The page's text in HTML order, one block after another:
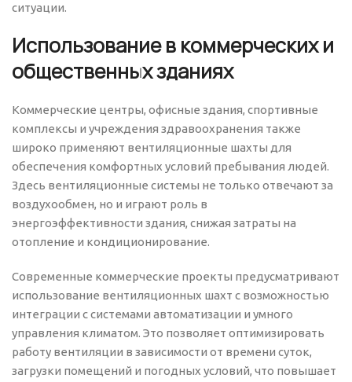
ситуации.
Использование в коммерческих и
общественных зданиях
Коммерческие центры, офисные здания, спортивные
комплексы и учреждения здравоохранения также
широко применяют вентиляционные шахты для
обеспечения комфортных условий пребывания людей.
Здесь вентиляционные системы не только отвечают за
воздухообмен, но и играют роль в
энергоэффективности здания, снижая затраты на
отопление и кондиционирование.
Современные коммерческие проекты предусматривают
использование вентиляционных шахт с возможностью
интеграции с системами автоматизации и умного
управления климатом. Это позволяет оптимизировать
работу вентиляции в зависимости от времени суток,
загрузки помещений и погодных условий, что повышает